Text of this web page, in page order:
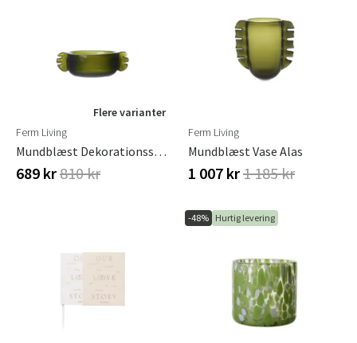
Flere varianter
Ferm Living
Mundblæst Dekorationsskål Alas Small
689 kr810 kr
Ferm Living
Mundblæst Vase Alas
1 007 kr1 185 kr
-48% Hurtig levering